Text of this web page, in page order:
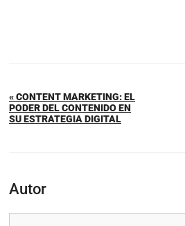
« CONTENT MARKETING: EL
PODER DEL CONTENIDO EN
SU ESTRATEGIA DIGITAL
Autor